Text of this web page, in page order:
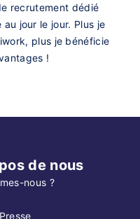
recrutement dédié
au jour le jour. Plus je
plus je bénéficie
!
de nous
nous ?